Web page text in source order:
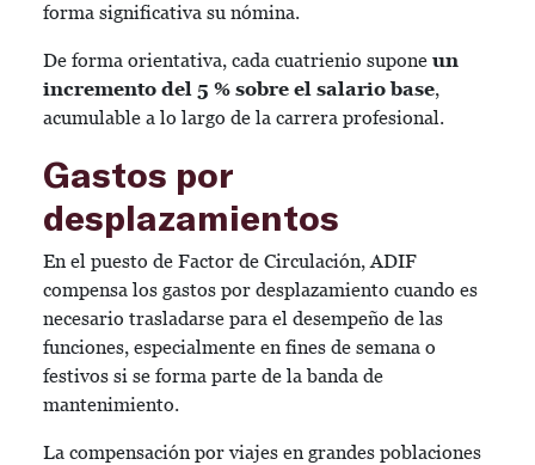
forma significativa su nómina.
De forma orientativa, cada cuatrienio supone un
incremento del 5 % sobre el salario base,
acumulable a lo largo de la carrera profesional.
Gastos por
desplazamientos
En el puesto de Factor de Circulación, ADIF
compensa los gastos por desplazamiento cuando es
necesario trasladarse para el desempeño de las
funciones, especialmente en fines de semana o
festivos si se forma parte de la banda de
mantenimiento.
La compensación por viajes en grandes poblaciones